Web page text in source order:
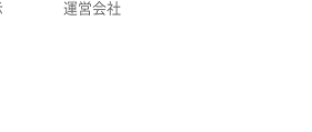
運営会社